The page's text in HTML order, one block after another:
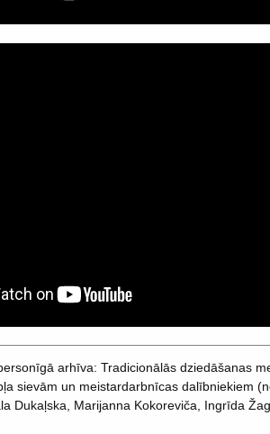
arhīva: Tradicionālās dziedāšanas
sievām un meistardarbnīcas dalībniekiem
Dukaļska, Marijanna Kokoreviča, Ingrīda